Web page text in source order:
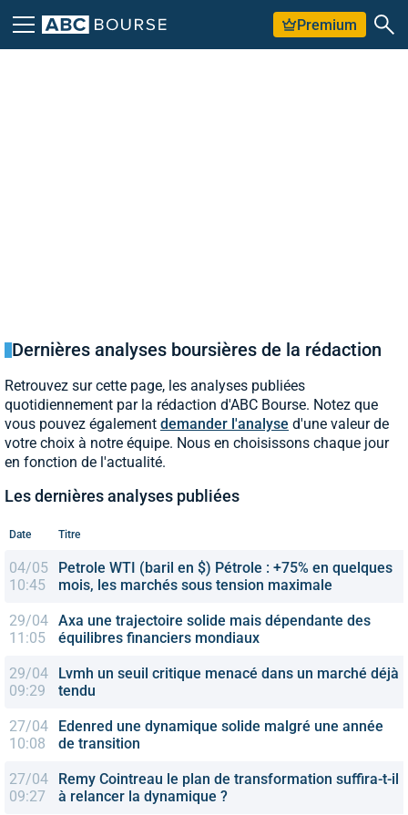
Premium
Dernières analyses boursières de la rédaction
Retrouvez sur cette page, les analyses publiées
quotidiennement par la rédaction d'ABC Bourse. Notez que
vous pouvez également demander l'analyse d'une valeur de
votre choix à notre équipe. Nous en choisissons chaque jour
en fonction de l'actualité.
Les dernières analyses publiées
Date Titre
04/05
10:45
Petrole WTI (baril en $) Pétrole : +75% en quelques
mois, les marchés sous tension maximale
29/04
11:05
Axa une trajectoire solide mais dépendante des
équilibres financiers mondiaux
29/04
09:29
Lvmh un seuil critique menacé dans un marché déjà
tendu
27/04
10:08
Edenred une dynamique solide malgré une année
de transition
27/04
09:27
Remy Cointreau le plan de transformation suffira-t-il
à relancer la dynamique ?